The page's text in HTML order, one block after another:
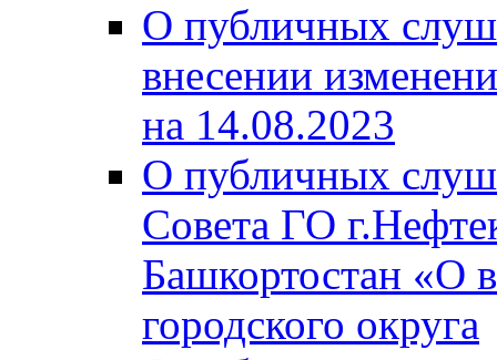
О публичных
внесении
на 14.08.2023
О публичных
Совета ГО
Башкортостан «О
городского округа